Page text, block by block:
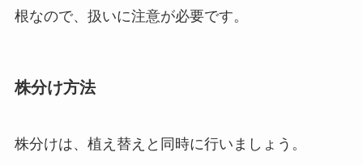
根なので、扱いに注意が必要です。
株分け方法
株分けは、植え替えと同時に行いましょう。